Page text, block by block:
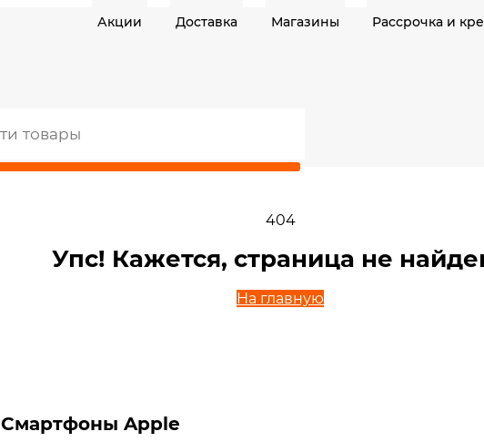
Акции Доставка Магазины Рассрочка и
404
Упс! Кажется, страница не
На главную
Смартфоны Apple